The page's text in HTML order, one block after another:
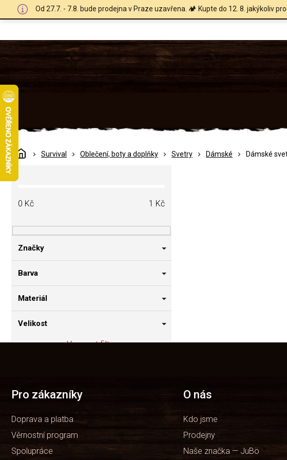
Od 27.7. - 7.8. bude prodejna v Praze uzavřena. 🏕️ Kupte do 12. 8. jakýkoliv
DomůSurvival Oblečení, boty a doplňky Svetry Dámské Dámské
P
o
a
n
í
a
0 Kč 1 Kč
Značky
Barva
Materiál
Velikost
Vymazat filtry
Pro zákazníky
Doprava a platba
Věrnostní program
Spolupráce
O nás
Kdo jsme
Prodejny
Naše značka — JuBö